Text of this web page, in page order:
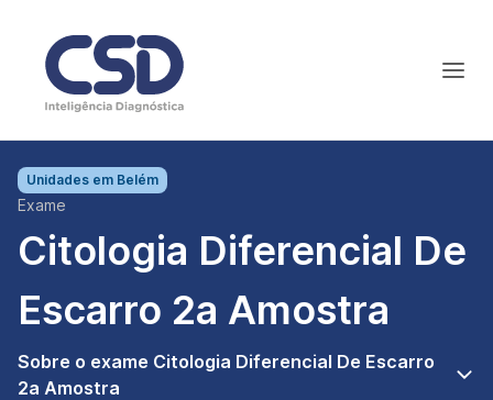
Unidades em Belém
Exame
Citologia Diferencial De
Escarro 2a Amostra
Sobre o exame Citologia Diferencial De Escarro
2a Amostra